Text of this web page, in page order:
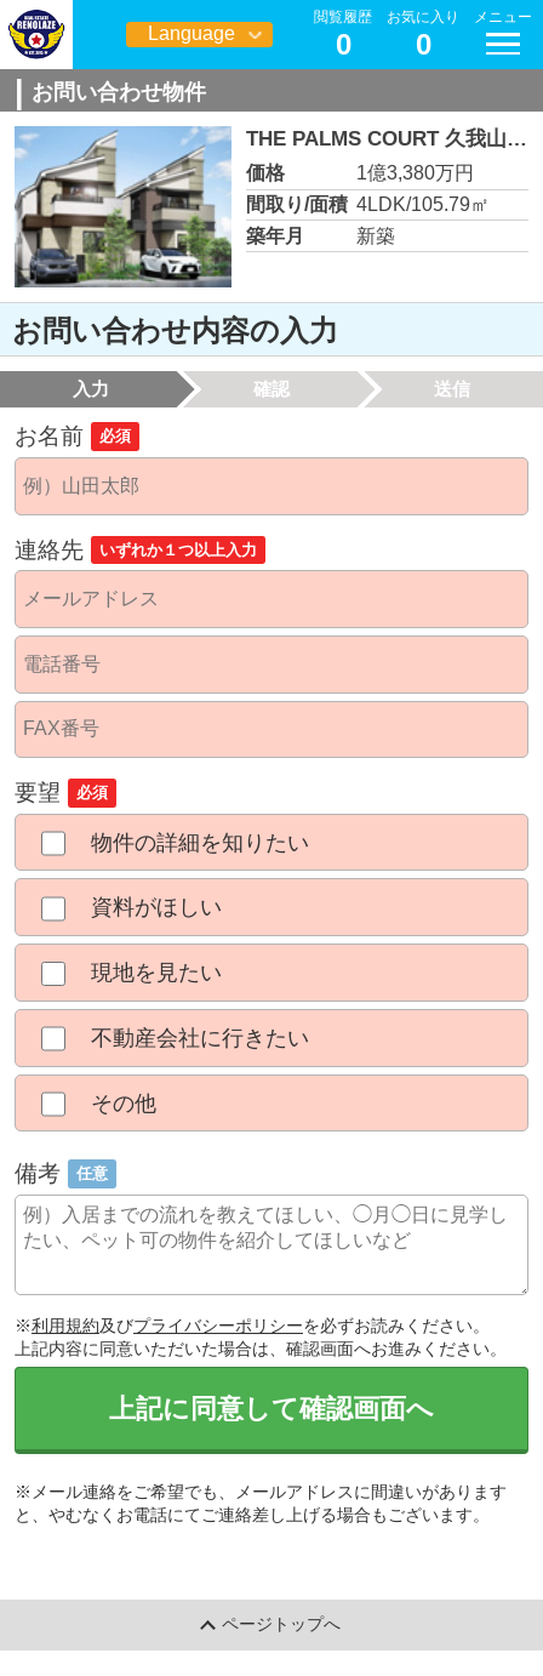
Language
日本語
閲覧履歴
0
お気に入り
0
メニュー
お問い合わせ物件
THE PALMS COURT 久我山 ２号棟
価格
1億3,380万円
間取り/面積 4LDK/105.79㎡
築年月
新築
お問い合わせ内容の入力
入力 確認 送信
お名前 必須
連絡先 いずれか１つ以上入力
要望 必須
物件の詳細を知りたい
資料がほしい
現地を見たい
不動産会社に行きたい
その他
備考 任意
※利用規約及びプライバシーポリシーを必ずお読みください。
上記内容に同意いただいた場合は、確認画面へお進みください。
上記に同意して確認画面へ
※メール連絡をご希望でも、メールアドレスに間違いがあります
と、やむなくお電話にてご連絡差し上げる場合もございます。
ページトップへ